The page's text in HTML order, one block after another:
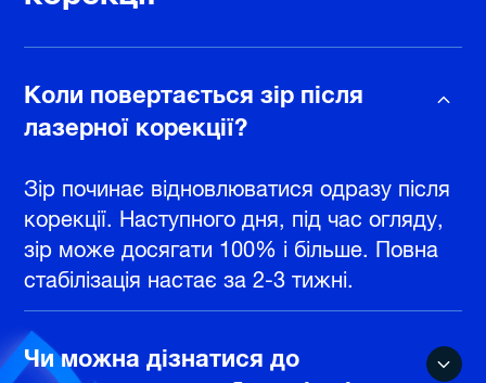
Коли повертається зір після
лазерної корекції?
Зір починає відновлюватися одразу після
корекції. Наступного дня, під час огляду,
зір може досягати 100% і більше. Повна
стабілізація настає за 2-3 тижні.
Чи можна дізнатися до